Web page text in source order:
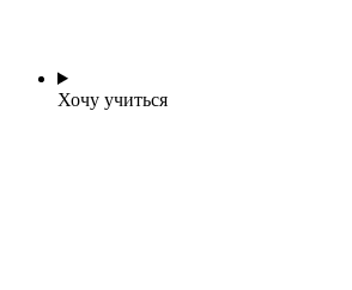
Хочу учиться